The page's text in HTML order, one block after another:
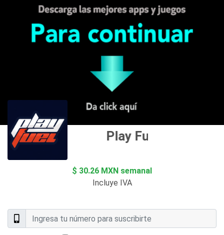
Play Fuel MX
$ 30.26 MXN semanal
Incluye IVA